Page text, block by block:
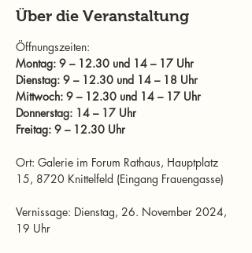
Über die Veranstaltung
Öffnungszeiten:
Montag: 9 – 12.30 und 14 – 17 Uhr
Dienstag: 9 – 12.30 und 14 – 18 Uhr
Mittwoch: 9 – 12.30 und 14 – 17 Uhr
Donnerstag: 14 – 17 Uhr
Freitag: 9 – 12.30 Uhr
Ort: Galerie im Forum Rathaus, Hauptplatz
15, 8720 Knittelfeld (Eingang Frauengasse)
Vernissage: Dienstag, 26. November 2024,
19 Uhr